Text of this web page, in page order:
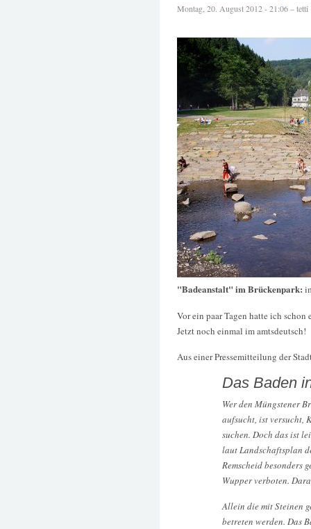
Montag, 20. August 2012 - 21:06 – tetti
"Badeanstalt" im Brückenpark:
Vor ein paar Tagen hatte ich schon
Jetzt noch einmal im amtsdeutsch!
Aus einer Pressemitteilung der
Das Baden
Wer den Müngstener
aufsucht, ist versucht,
suchen. Doch das ist
laut Landschaftsplan
Remscheid besonders
Wupper verboten.
Allein die mit Steinen
betreten werden. Das